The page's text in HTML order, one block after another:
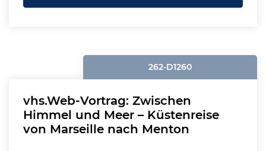
262-D1260
vhs.Web-Vortrag: Zwischen
Himmel und Meer – Küstenreise
von Marseille nach Menton